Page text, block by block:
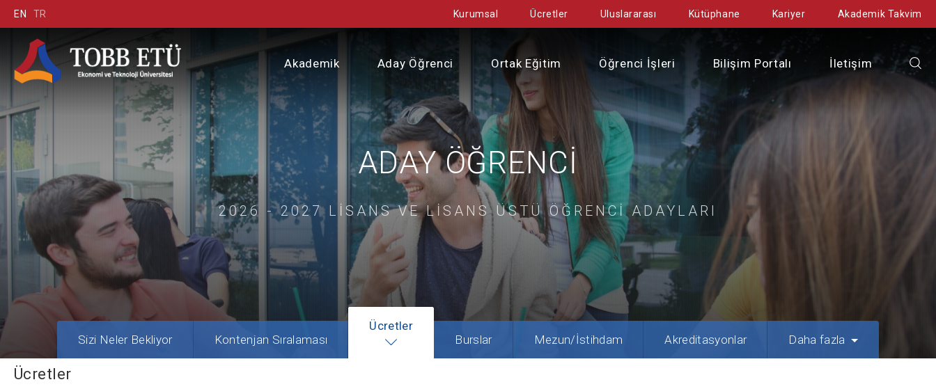
EN TR Kurumsal Ücretler Uluslararası Kütüphane Kariyer Akademik Takvim
Akademik Aday Öğrenci Ortak Eğitim Öğrenci İşleri Bilişim Portalı İletişim
ADAY ÖĞRENCİ
2026 - 2027 LİSANS VE LİSANS ÜSTÜ ÖĞRENCİ ADAYLARI
Sizi Neler Bekliyor Kontenjan Sıralaması
Ücretler
Burslar
Mezun/İstihdam Akreditasyonlar Daha fazla
Ücretler